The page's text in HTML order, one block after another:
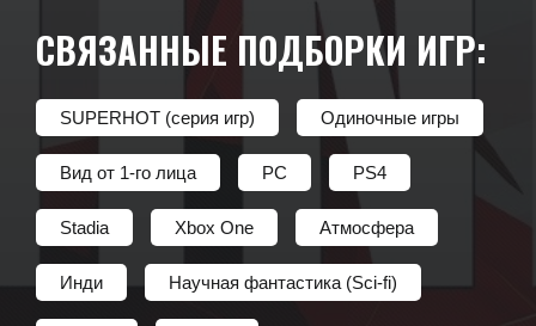
СВЯЗАННЫЕ ПОДБОРКИ ИГР:
SUPERHOT (серия игр) Одиночные игры
Вид от 1-го лица PC PS4
Stadia Xbox One Атмосфера
Инди Научная фантастика (Sci-fi)